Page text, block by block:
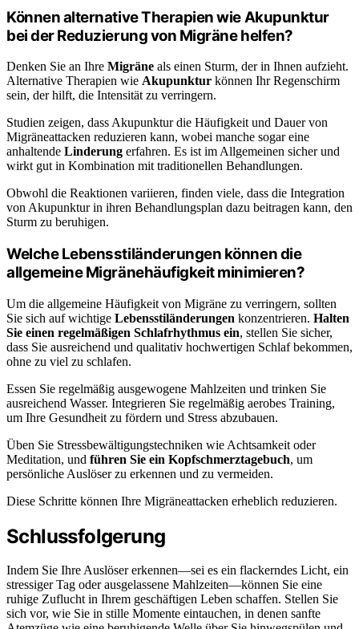
Können alternative Therapien wie Akupunktur
bei der Reduzierung von Migräne helfen?
Denken Sie an Ihre Migräne als einen Sturm, der in Ihnen aufzieht.
Alternative Therapien wie Akupunktur können Ihr Regenschirm
sein, der hilft, die Intensität zu verringern.
Studien zeigen, dass Akupunktur die Häufigkeit und Dauer von
Migräneattacken reduzieren kann, wobei manche sogar eine
anhaltende Linderung erfahren. Es ist im Allgemeinen sicher und
wirkt gut in Kombination mit traditionellen Behandlungen.
Obwohl die Reaktionen variieren, finden viele, dass die Integration
von Akupunktur in ihren Behandlungsplan dazu beitragen kann, den
Sturm zu beruhigen.
Welche Lebensstiländerungen können die
allgemeine Migränehäufigkeit minimieren?
Um die allgemeine Häufigkeit von Migräne zu verringern, sollten
Sie sich auf wichtige Lebensstiländerungen konzentrieren. Halten
Sie einen regelmäßigen Schlafrhythmus ein, stellen Sie sicher,
dass Sie ausreichend und qualitativ hochwertigen Schlaf bekommen,
ohne zu viel zu schlafen.
Essen Sie regelmäßig ausgewogene Mahlzeiten und trinken Sie
ausreichend Wasser. Integrieren Sie regelmäßig aerobes Training,
um Ihre Gesundheit zu fördern und Stress abzubauen.
Üben Sie Stressbewältigungstechniken wie Achtsamkeit oder
Meditation, und führen Sie ein Kopfschmerztagebuch, um
persönliche Auslöser zu erkennen und zu vermeiden.
Diese Schritte können Ihre Migräneattacken erheblich reduzieren.
Schlussfolgerung
Indem Sie Ihre Auslöser erkennen—sei es ein flackerndes Licht, ein
stressiger Tag oder ausgelassene Mahlzeiten—können Sie eine
ruhige Zuflucht in Ihrem geschäftigen Leben schaffen. Stellen Sie
sich vor, wie Sie in stille Momente eintauchen, in denen sanfte